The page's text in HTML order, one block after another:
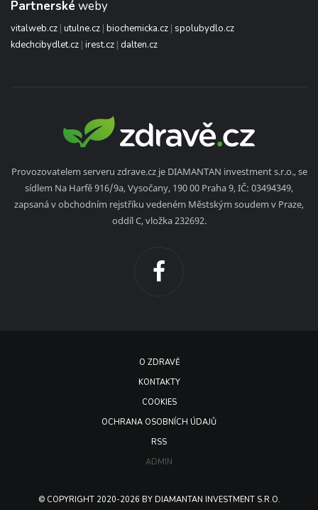
Partnerské weby
vitalweb.cz | utulne.cz | biochemicka.cz | spolubydlo.cz
kdechcibydlet.cz | irest.cz | dalten.cz
Provozovatelem serveru zdrave.cz je DIAMANTAN investment s.r.o., se
sídlem Na Harfě 916/9a, Vysočany, 190 00 Praha 9, IČ: 03494349,
zapsaná v obchodním rejstříku vedeném Městským soudem v Praze,
oddíl C, vložka 232692.
O ZDRAVĚ
KONTAKTY
COOKIES
OCHRANA OSOBNÍCH ÚDAJŮ
RSS
ADMIN
© COPYRIGHT 2020-2026 BY DIAMANTAN INVESTMENT S.R.O.